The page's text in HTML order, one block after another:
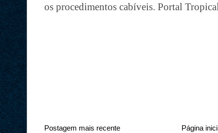
os procedimentos cabíveis. Portal
Postagem mais recente Página